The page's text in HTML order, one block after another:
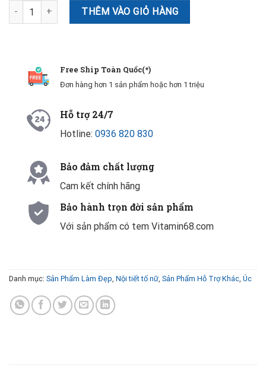
Nhau Thai Cừu Costar 35000mg 100 viên - Hàng Úc số lượng
THÊM VÀO GIỎ HÀNG
Free Ship Toàn Quốc(*)
Đơn hàng hơn 1 sản phẩm hoặc hơn 1 triệu
Hỗ trợ 24/7
Hotline: 0936 820 830
Bảo đảm chất lượng
Cam kết chính hãng
Bảo hành trọn đời sản phẩm
Với sản phẩm có tem Vitamin68.com
Danh mục: Sản Phẩm Làm Đẹp Nội tiết tố nữ Sản Phẩm Hỗ Trợ Khác Úc